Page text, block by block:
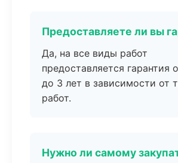
Предоставляете ли вы
Да, на все виды работ
предоставляется гарантия
до 3 лет в зависимости от
работ.
Нужно ли самому